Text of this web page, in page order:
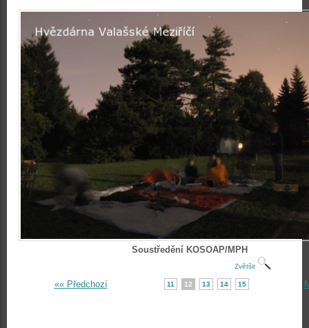
Soustředění KOSOAP/MPH
Zvětšit
«« Předchozí 11 12 13 14 15